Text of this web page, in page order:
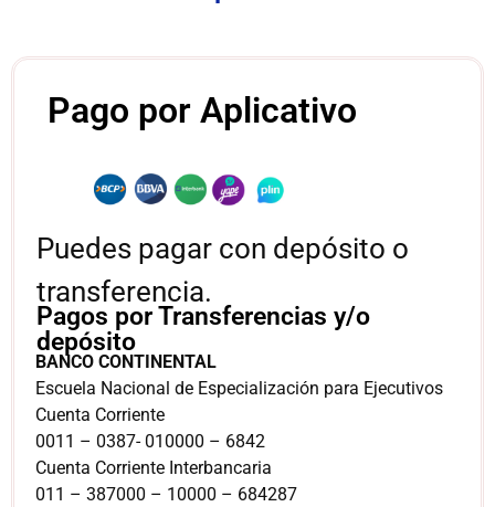
Pago por Aplicativo
Puedes pagar con depósito o
transferencia.
BANCO CONTINENTAL
Escuela Nacional de Especialización para Ejecutivos
Cuenta Corriente
0011 – 0387- 010000 – 6842
Cuenta Corriente Interbancaria
011 – 387000 – 10000 – 684287
Pagos por Transferencias y/o
depósito